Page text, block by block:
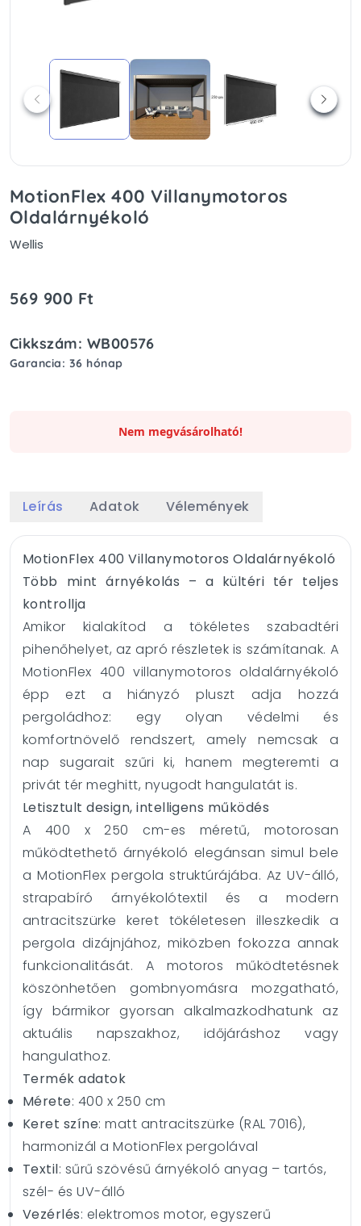
MotionFlex 400 Villanymotoros
Oldalárnyékoló
Wellis
569 900 Ft
Cikkszám: WB00576
Garancia: 36 hónap
Nem megvásárolható!
Leírás Adatok Vélemények
MotionFlex 400 Villanymotoros Oldalárnyékoló
Több mint árnyékolás – a kültéri tér teljes
kontrollja
Amikor kialakítod a tökéletes szabadtéri
pihenőhelyet, az apró részletek is számítanak. A
MotionFlex 400 villanymotoros oldalárnyékoló
épp ezt a hiányzó pluszt adja hozzá
pergoládhoz: egy olyan védelmi és
komfortnövelő rendszert, amely nemcsak a
nap sugarait szűri ki, hanem megteremti a
privát tér meghitt, nyugodt hangulatát is.
Letisztult design, intelligens működés
A 400 x 250 cm-es méretű, motorosan
működtethető árnyékoló elegánsan simul bele
a MotionFlex pergola struktúrájába. Az UV-álló,
strapabíró árnyékolótextil és a modern
antracitszürke keret tökéletesen illeszkedik a
pergola dizájnjához, miközben fokozza annak
funkcionalitását. A motoros működtetésnek
köszönhetően gombnyomásra mozgatható,
így bármikor gyorsan alkalmazkodhatunk az
aktuális napszakhoz, időjáráshoz vagy
hangulathoz.
Termék adatok
Mérete: 400 x 250 cm
Keret színe: matt antracitszürke (RAL 7016),
harmonizál a MotionFlex pergolával
Textil: sűrű szövésű árnyékoló anyag – tartós,
szél- és UV-álló
Vezérlés: elektromos motor, egyszerű